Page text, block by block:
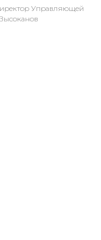
Управляющей